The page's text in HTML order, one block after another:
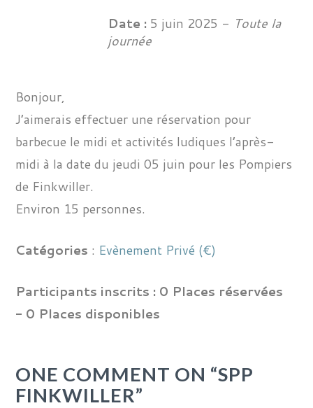
Date : 5 juin 2025 - Toute la
journée
Bonjour,
J’aimerais effectuer une réservation pour
barbecue le midi et activités ludiques l’après-
midi à la date du jeudi 05 juin pour les Pompiers
de Finkwiller.
Environ 15 personnes.
Catégories : Evènement Privé (€)
Participants inscrits : 0 Places réservées
- 0 Places disponibles
ONE COMMENT ON “SPP
FINKWILLER”